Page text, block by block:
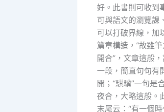
好。此書則可收到
可與語文的瀏覽課
可以打破界線，加
篇章構造，“故雖
開合”，文章這般
一段，簡直句句有
開；“騏驥”一句是
夜合，大略這般。
末尾云：“有一個